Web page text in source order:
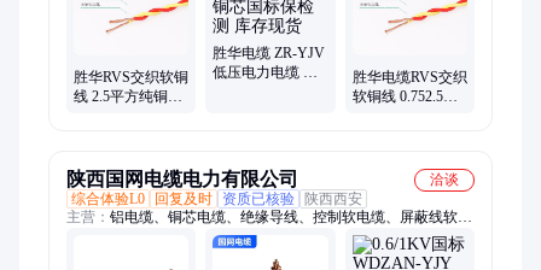
胜华RVS交织软铜
线 2.5平方纯铜芯
胜华电缆 ZR-YJV
低压电力电缆 无
胜华电缆RVS交织
软铜线 0.752.5平
陕西国网电缆电力有限公司
洽谈
综合体验L0
回复及时 资质已核验 陕西西安
主营： 铝电缆、铜芯电缆、绝缘导线、控制软电缆、屏蔽线软电
缆、YJV22铜线、国网电缆、电力电缆、高压电缆、芯25平方
铝、铠装地埋线、铝合金电缆、kvvrvvkvvrprvvp、预分支电缆、